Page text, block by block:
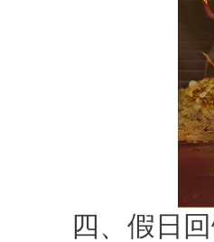
四、假日回